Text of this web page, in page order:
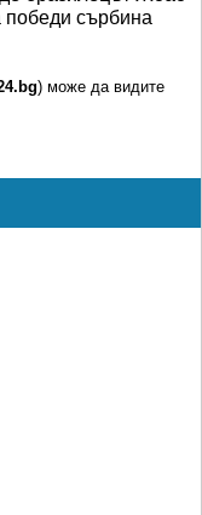
победи сърбина
) може да видите